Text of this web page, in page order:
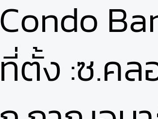
Condo
ที่ตั้ง :ซ.ค